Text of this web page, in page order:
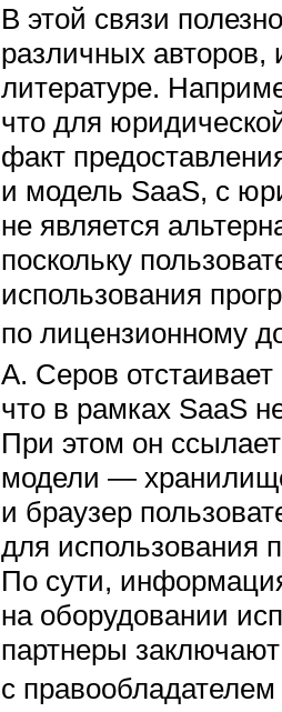
В этой связи
различных
литературе.
что для
факт
и модель SaaS, с
не является
поскольку
использования
по лицензионному
А. Серов
что в рамках SaaS
При этом он
модели —
и браузер
для использования
По сути,
на оборудовании
партнеры
с